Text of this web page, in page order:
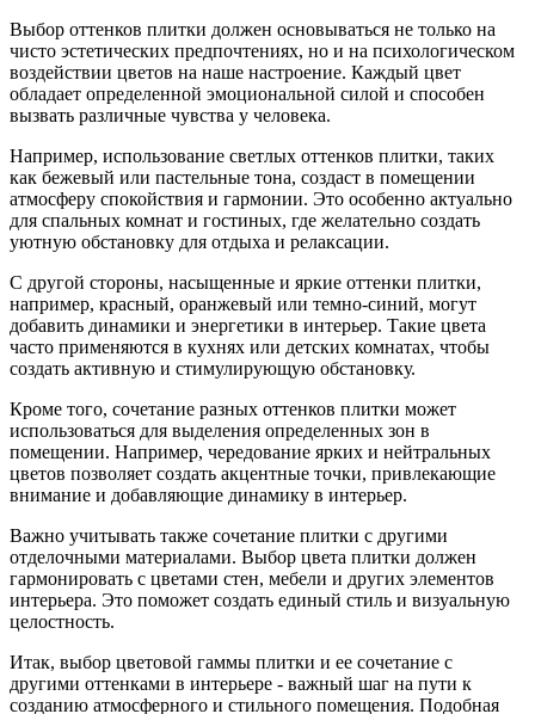
Выбор оттенков плитки должен основываться не только на
чисто эстетических предпочтениях, но и на психологическом
воздействии цветов на наше настроение. Каждый цвет
обладает определенной эмоциональной силой и способен
вызвать различные чувства у человека.
Например, использование светлых оттенков плитки, таких
как бежевый или пастельные тона, создаст в помещении
атмосферу спокойствия и гармонии. Это особенно актуально
для спальных комнат и гостиных, где желательно создать
уютную обстановку для отдыха и релаксации.
С другой стороны, насыщенные и яркие оттенки плитки,
например, красный, оранжевый или темно-синий, могут
добавить динамики и энергетики в интерьер. Такие цвета
часто применяются в кухнях или детских комнатах, чтобы
создать активную и стимулирующую обстановку.
Кроме того, сочетание разных оттенков плитки может
использоваться для выделения определенных зон в
помещении. Например, чередование ярких и нейтральных
цветов позволяет создать акцентные точки, привлекающие
внимание и добавляющие динамику в интерьер.
Важно учитывать также сочетание плитки с другими
отделочными материалами. Выбор цвета плитки должен
гармонировать с цветами стен, мебели и других элементов
интерьера. Это поможет создать единый стиль и визуальную
целостность.
Итак, выбор цветовой гаммы плитки и ее сочетание с
другими оттенками в интерьере - важный шаг на пути к
созданию атмосферного и стильного помещения. Подобная